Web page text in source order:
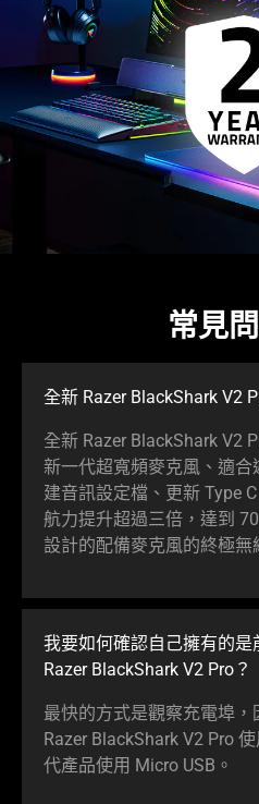
常見
全新 Razer BlackShark V2
全新 Razer BlackShark V2
新一代超寬頻麥克風、適合
建音訊設定檔、更新 Type
航力提升超過三倍，達到
設計的配備麥克風的終極無
我要如何確認自己擁有的是
Razer BlackShark V2 Pro？
最快的方式是觀察充電埠，
Razer BlackShark V2 Pro
代產品使用 Micro USB。